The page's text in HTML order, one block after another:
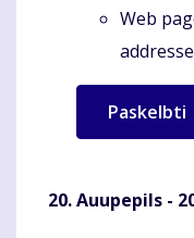
Web
Auupepils -